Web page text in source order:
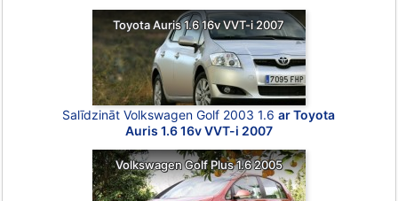
Toyota Auris 1.6 16v VVT-i 2007
Salīdzināt Volkswagen Golf 2003 1.6ar Toyota
Auris 1.6 16v VVT-i 2007
Volkswagen Golf Plus 1.6 2005